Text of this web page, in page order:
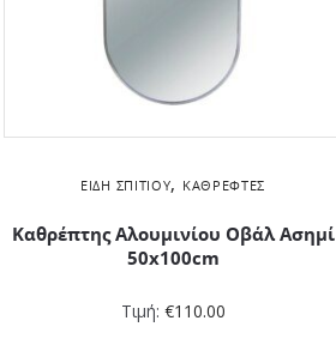
ΕΊΔΗ ΣΠΙΤΙΟΎ, ΚΑΘΡΈΦΤΕΣ
Καθρέπτης Αλουμινίου Οβάλ Ασημί
50x100cm
Τιμή: €110.00